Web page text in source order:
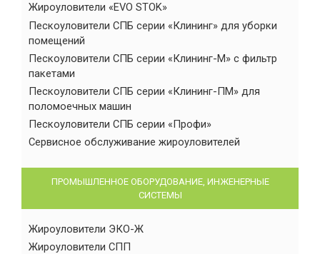
Жироуловители «EVO STOK»
Пескоуловители СПБ серии «Клининг» для уборки
помещений
Пескоуловители СПБ серии «Клининг-М» с фильтр
пакетами
Пескоуловители СПБ серии «Клининг-ПМ» для
поломоечных машин
Пескоуловители СПБ серии «Профи»
Сервисное обслуживание жироуловителей
ПРОМЫШЛЕННОЕ ОБОРУДОВАНИЕ, ИНЖЕНЕРНЫЕ
СИСТЕМЫ
Жироуловители ЭКО-Ж
Жироуловители СПП